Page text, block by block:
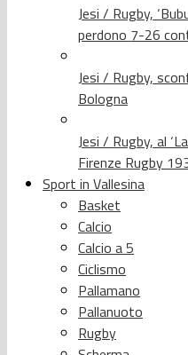
Jesi / Rugby,
perdono 7-26
Jesi / Rugby,
Bologna
Jesi / Rugby, al
Firenze Rugby
Sport in Vallesina
Basket
Calcio
Calcio a 5
Ciclismo
Pallamano
Pallanuoto
Rugby